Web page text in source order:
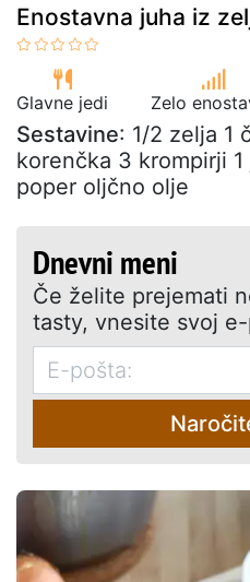
Enostavna juha iz
Glavne jedi Zelo
Sestavine: 1/2 zelja 1
korenčka 3 krompirji
poper oljčno olje
Dnevni meni
Če želite prejemati
tasty, vnesite svoj